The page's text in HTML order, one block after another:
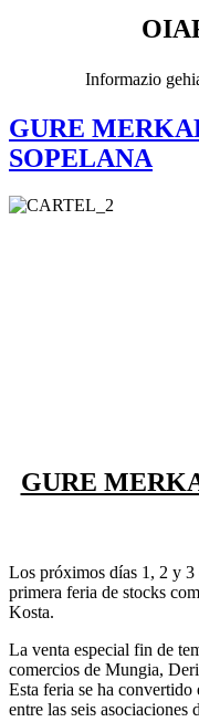
Informazio
GURE
SOPELANA
GURE
Los próximos días 1, 2 y 3
primera feria de stocks
Kosta.
La venta especial fin de
comercios de Mungia,
Esta feria se ha convertido
entre las seis asociaciones